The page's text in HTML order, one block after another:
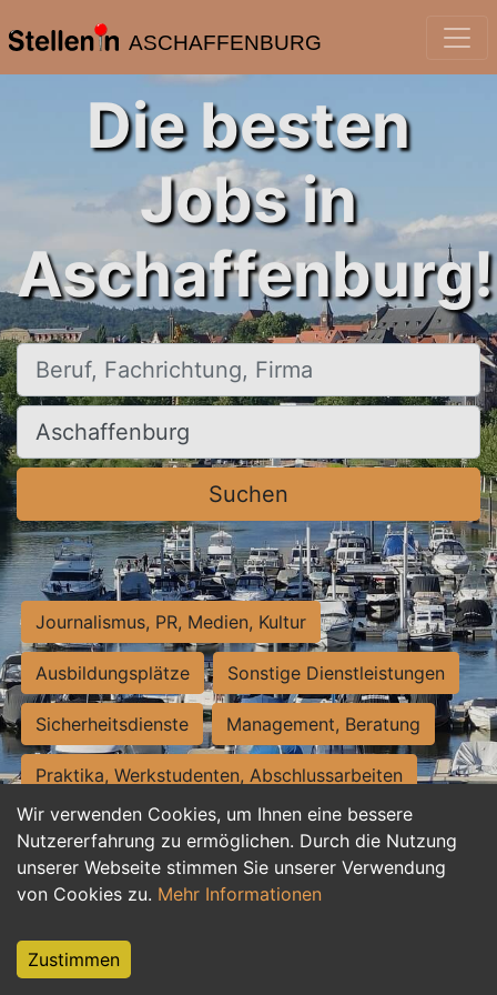
ASCHAFFENBURG
Wir verwenden Cookies, um Ihnen eine bessere
Nutzererfahrung zu ermöglichen. Durch die Nutzung
unserer Webseite stimmen Sie unserer Verwendung
von Cookies zu. Mehr Informationen
Zustimmen
Die besten
Jobs in
Aschaffenburg!
Beruf, Fachrichtung, Firma
Ort, Stadt
Suchen
Journalismus, PR, Medien, Kultur
Ausbildungsplätze Sonstige Dienstleistungen
Sicherheitsdienste Management, Beratung
Praktika, Werkstudenten, Abschlussarbeiten
Personalwesen Assistenz, Sekretariat
Hilfskräfte, Aushilfs- und Nebenjobs
Weiterbildung, Studium, duale Ausbildung